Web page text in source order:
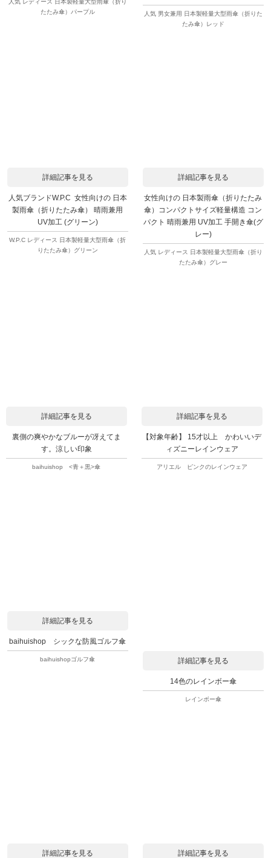
人気 レディース 日本製軽量大型雨傘（折り
たたみ傘）パープル
人気 男女兼用 日本製軽量大型雨傘（折りた
たみ傘）レッド
詳細記事を見る
人気ブランドW.P.C 女性向けの 日本
製雨傘（折りたたみ傘） 晴雨兼用
UV加工 (グリーン)
W.P.C レディース 日本製軽量大型雨傘（折
りたたみ傘）グリーン
詳細記事を見る
女性向けの 日本製雨傘（折りたたみ
傘）コンパクトサイズ軽量構造 コン
パクト 晴雨兼用 UV加工 手開き傘(グ
レー)
人気 レディース 日本製軽量大型雨傘（折り
たたみ傘）グレー
詳細記事を見る
裏側の爽やかなブルーが冴えてま
す。涼しい印象
baihuishop <青＋黒>傘
詳細記事を見る
【対象年齢】 15才以上 かわいいデ
ィズニーレインウェア
アリエル ピンクのレインウェア
詳細記事を見る
baihuishop シックな防風ゴルフ傘
baihuishopゴルフ傘 詳細記事を見る
14色のレインボー傘
レインボー傘
詳細記事を見る 詳細記事を見る